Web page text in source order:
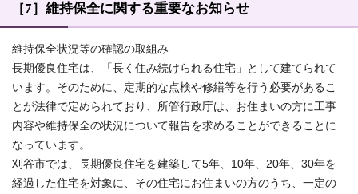
［7］維持保全に関する重要なお知らせ
維持保全状況等の確認の取組み
長期優良住宅は、「長く住み続けられる住宅」として建てられて
います。そのために、定期的な点検や修繕等を行う必要があるこ
とが法律で定められており、所管行政庁は、お住まいの方に工事
内容や維持保全の状況について報告を求めることができることに
なっています。
刈谷市では、長期優良住宅を建築して5年、10年、20年、30年を
経過した住宅を対象に、その住宅にお住まいの方のうち、一定の